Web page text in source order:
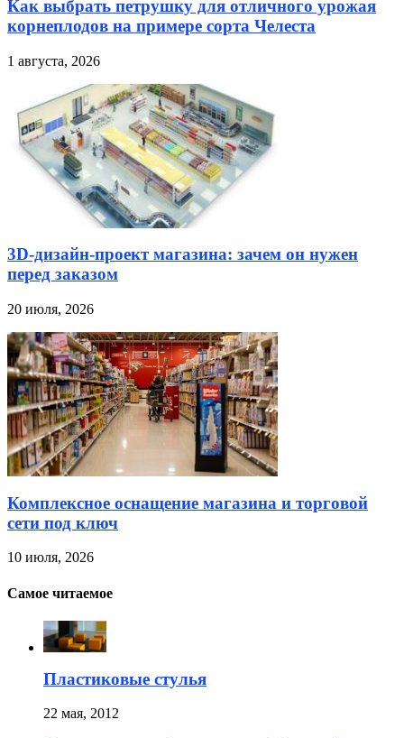
Как выбрать петрушку для отличного урожая
корнеплодов на примере сорта Челеста
1 августа, 2026
3D-дизайн-проект магазина: зачем он нужен
перед заказом
20 июля, 2026
Комплексное оснащение магазина и торговой
сети под ключ
10 июля, 2026
Самое читаемое
Пластиковые стулья
22 мая, 2012